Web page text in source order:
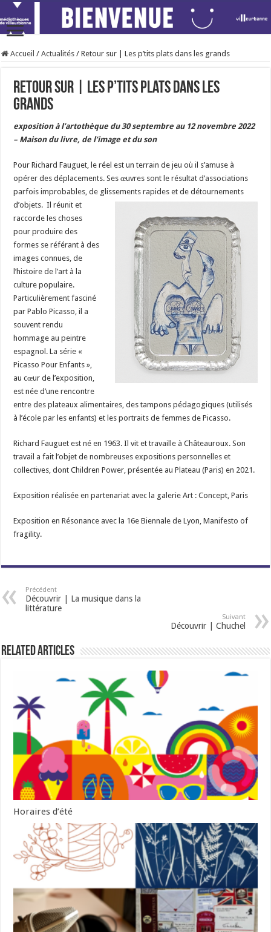
Accueil / Actualités / Retour sur | Les p’tits plats dans les grands
Retour sur | Les p’tits plats dans les
grands
exposition à l’artothèque du 30 septembre au 12 novembre 2022
– Maison du livre, de l’image et du son
Pour Richard Fauguet, le réel est un terrain de jeu où il s’amuse à
opérer des déplacements. Ses œuvres sont le résultat d’associations
parfois improbables, de glissements rapides et de détournements
d’objets.Il réunit et
raccorde les choses
pour produire des
formes se référant à des
images connues, de
l’histoire de l’art à la
culture populaire.
Particulièrement fasciné
par Pablo Picasso, il a
souvent rendu
hommage au peintre
espagnol. La série «
Picasso Pour Enfants »,
au cœur de l’exposition,
est née d’une rencontre
entre des plateaux alimentaires, des tampons pédagogiques (utilisés
à l’école par les enfants) et les portraits de femmes de Picasso.
Richard Fauguet est né en 1963. Il vit et travaille à Châteauroux. Son
travail a fait l’objet de nombreuses expositions personnelles et
collectives, dont Children Power, présentée au Plateau (Paris) en 2021.
Exposition réalisée en partenariat avec la galerie Art : Concept, Paris
Exposition en Résonance avec la 16e Biennale de Lyon, Manifesto of
fragility.
Précédent
Découvrir | La musique dans la
littérature
Suivant
Découvrir | Chuchel
Related Articles
Horaires d’été